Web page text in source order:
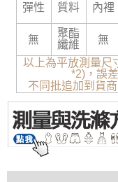
彈性 質料 內裡
無
聚酯
纖維
無
以上為平放測量尺
*2)，誤
不同批追加到貨